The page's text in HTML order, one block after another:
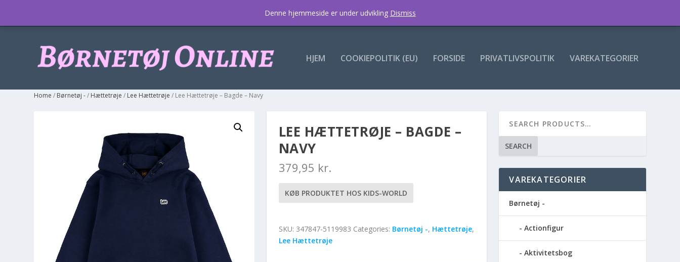
HJEM COOKIEPOLITIK (EU) FORSIDE PRIVATLIVSPOLITIK VAREKATEGORIER
Home / Børnetøj -/ Hættetrøje / Lee Hættetrøje / Lee Hættetrøje – Bagde – Navy
LEE HÆTTETRØJE – BAGDE –
NAVY
379,95 kr.
KØB PRODUKTET HOS KIDS-WORLD
SKU: 347847-5119983 Categories: Børnetøj -, Hættetrøje,
Lee Hættetrøje
SEARCH
VAREKATEGORIER
Børnetøj -
Actionfigur
Aktivitetsbog
Denne hjemmeside er under udvikling Dismiss